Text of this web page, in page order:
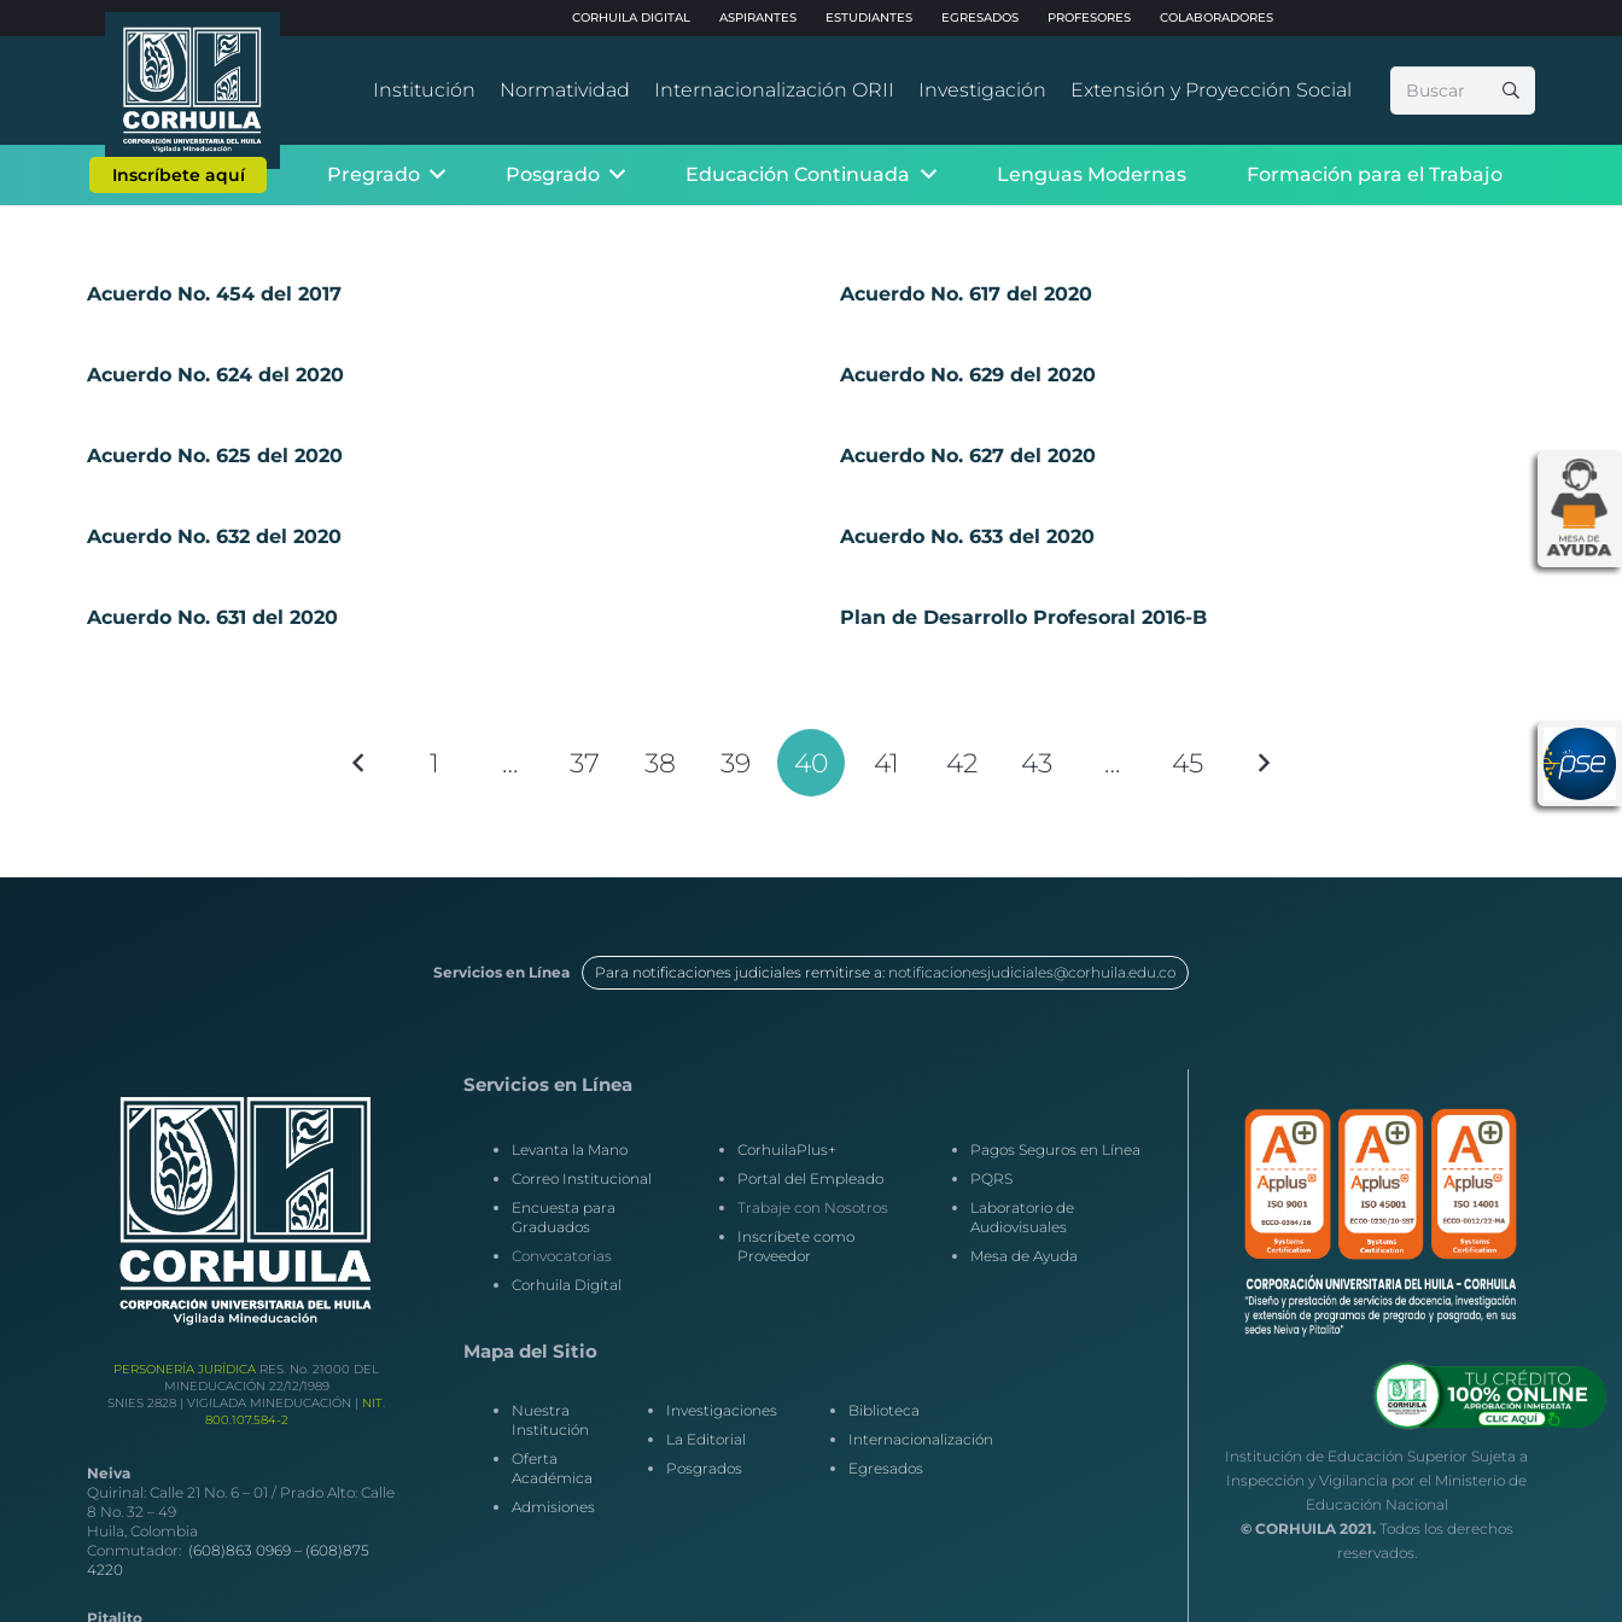
CORHUILA DIGITAL ASPIRANTES ESTUDIANTES EGRESADOS PROFESORES COLABORADORES
Institución Normatividad Internacionalización ORII Investigación Extensión y Proyección Social Buscar:
Inscríbete aquí Pregrado Posgrado Educación Continuada Lenguas Modernas Formación para el Trabajo
Acuerdo No. 454 del 2017 Acuerdo No. 617 del 2020
Acuerdo No. 624 del 2020 Acuerdo No. 629 del 2020
Acuerdo No. 625 del 2020 Acuerdo No. 627 del 2020
Acuerdo No. 632 del 2020 Acuerdo No. 633 del 2020
Acuerdo No. 631 del 2020 Plan de Desarrollo Profesoral 2016-B
1 … 37 38 39 40 41 42 43 … 45
Servicios en Línea Para notificaciones judiciales remitirse a: notificacionesjudiciales@corhuila.edu.co
PERSONERÍA JURÍDICA RES. No. 21000 DEL
MINEDUCACIÓN 22/12/1989
SNIES 2828 | VIGILADA MINEDUCACIÓN | NIT.
800.107.584-2
Neiva
Quirinal: Calle 21 No. 6 – 01 / Prado Alto: Calle
8 No. 32 – 49
Huila, Colombia
Conmutador: (608)863 0969 – (608)875
4220
Pitalito
Servicios en Línea
Levanta la Mano
Correo Institucional
Encuesta para
Graduados
Convocatorias
Corhuila Digital
CorhuilaPlus+
Portal del Empleado
Trabaje con Nosotros
Inscríbete como
Proveedor
Pagos Seguros en Línea
PQRS
Laboratorio de
Audiovisuales
Mesa de Ayuda
Mapa del Sitio
Nuestra
Institución
Oferta
Académica
Admisiones
Investigaciones
La Editorial
Posgrados
Biblioteca
Internacionalización
Egresados
Institución de Educación Superior Sujeta a
Inspección y Vigilancia por el Ministerio de
Educación Nacional
© CORHUILA 2021. Todos los derechos
reservados.